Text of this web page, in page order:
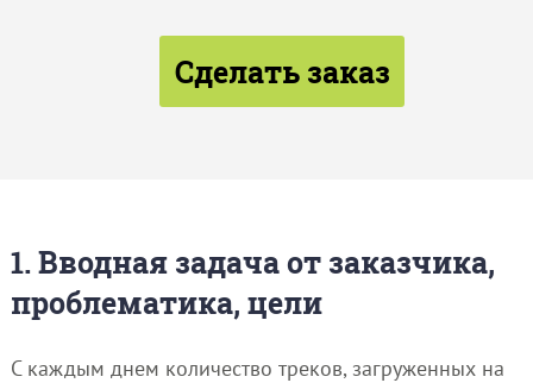
Сделать заказ
1. Вводная задача от заказчика,
проблематика, цели
С каждым днем количество треков, загруженных на